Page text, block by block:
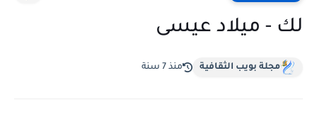
لك - ميلاد عيسى
مجلة بويب الثقافية منذ 7 سنة